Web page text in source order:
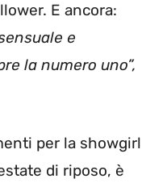
E ancora:
e
la numero uno”,
per la showgirl
di riposo, è